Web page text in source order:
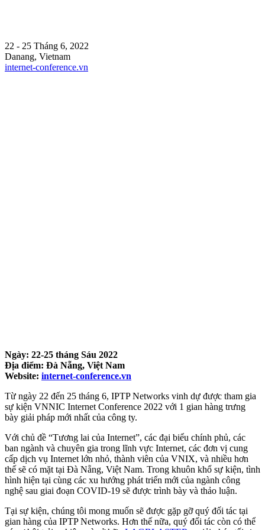
22 - 25 Tháng 6, 2022
Danang, Vietnam
internet-conference.vn
Ngày: 22-25 tháng Sáu 2022
Địa điểm: Đà Nẵng, Việt Nam
Website: internet-conference.vn
Từ ngày 22 đến 25 tháng 6, IPTP Networks vinh dự được tham gia
sự kiện VNNIC Internet Conference 2022 với 1 gian hàng trưng
bày giải pháp mới nhất của công ty.
Với chủ đề “Tương lai của Internet”, các đại biểu chính phủ, các
ban ngành và chuyên gia trong lĩnh vực Internet, các đơn vị cung
cấp dịch vụ Internet lớn nhỏ, thành viên của VNIX, và nhiều hơn
thế sẽ có mặt tại Đà Nẵng, Việt Nam. Trong khuôn khổ sự kiện, tình
hình hiện tại cùng các xu hướng phát triển mới của ngành công
nghệ sau giai đoạn COVID-19 sẽ được trình bày và thảo luận.
Tại sự kiện, chúng tôi mong muốn sẽ được gặp gỡ quý đối tác tại
gian hàng của IPTP Networks. Hơn thế nữa, quý đối tác còn có thể